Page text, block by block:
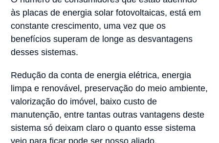
às placas de energia solar fotovoltaicas, está em
constante crescimento, uma vez que os
benefícios superam de longe as desvantagens
desses sistemas.
Redução da conta de energia elétrica, energia
limpa e renovável, preservação do meio ambiente,
valorização do imóvel, baixo custo de
manutenção, entre tantas outras vantagens deste
sistema só deixam claro o quanto esse sistema